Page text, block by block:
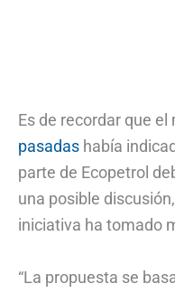
Es de recordar que el
pasadas había
parte de Ecopetrol
una posible
iniciativa ha tomado
“La propuesta se